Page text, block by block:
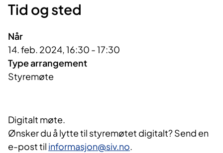
Tid og sted
Når
14. feb. 2024, 16:30 - 17:30
Type arrangement
Styremøte
Digitalt møte.
Ønsker du å lytte til styremøtet digitalt? Send en
e-post til informasjon@siv.no.